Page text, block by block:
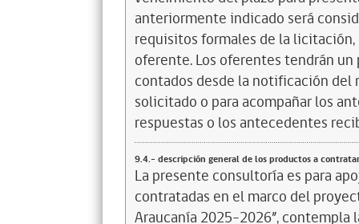
anteriormente indicado será
requisitos formales de la
oferente. Los oferentes tendrán
contados desde la notificación del
solicitado o para acompañar los
respuestas o los antecedentes
9.4.- descripción general de los productos a contratar
La presente consultoría es para
contratadas en el marco del
Araucanía 2025-2026”, contempla